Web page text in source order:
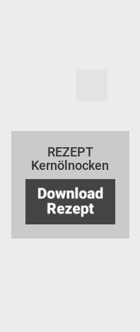
REZEPT
Kernölnocken